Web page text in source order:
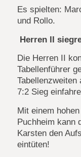
Es spielten:
und Rollo.
Herren II
Die Herren II
Tabellenführer
Tabellenzweiten
7:2 Sieg
Mit einem
Puchheim kann
Karsten den
eintüten!